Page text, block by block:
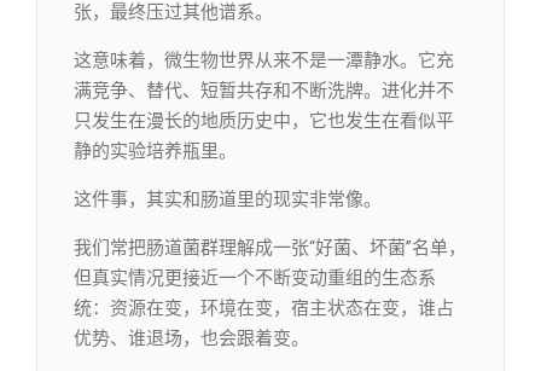
张，最终压过其他谱系。
这意味着，微生物世界从来不是一潭静水。它充
满竞争、替代、短暂共存和不断洗牌。进化并不
只发生在漫长的地质历史中，它也发生在看似平
静的实验培养瓶里。
这件事，其实和肠道里的现实非常像。
我们常把肠道菌群理解成一张“好菌、坏菌”名单，
但真实情况更接近一个不断变动重组的生态系
统：资源在变，环境在变，宿主状态在变，谁占
优势、谁退场，也会跟着变。